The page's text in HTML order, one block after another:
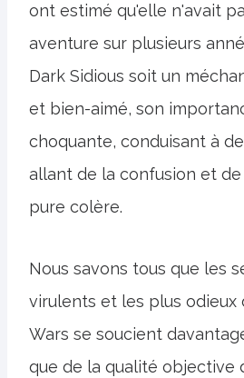
ont estimé qu'elle n'avait
aventure sur plusieurs
Dark Sidious soit un
et bien-aimé, son
choquante, conduisant à
allant de la confusion et
pure colère.
Nous savons tous que les
virulents et les plus odieux
Wars se soucient
que de la qualité objective